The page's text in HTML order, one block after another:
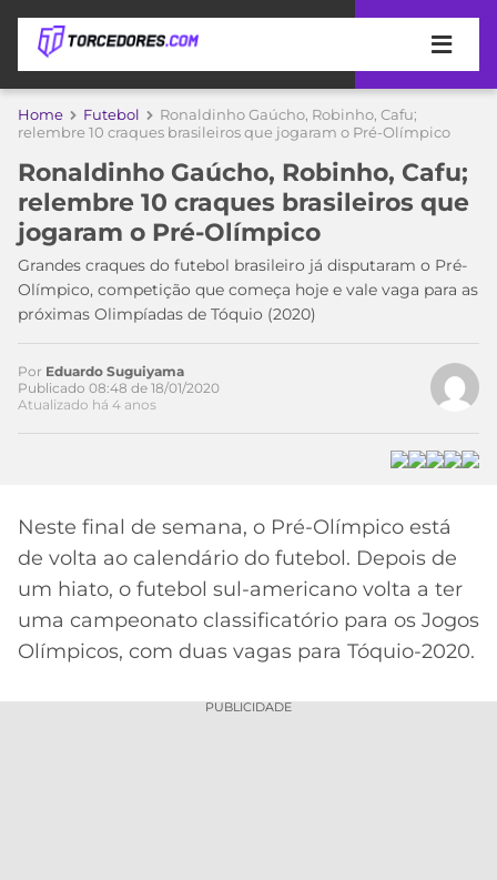
APOSTAS
DE
APOSTA
MELHORES
SITES
DE
APOSTAS
2026
CÓDIGO
DE
INDICAÇÃO
BET365
CÓDIGO
COPA
DO
MUNDO
TIMES
MEU
TIME
CORINTHIANS
SÃO
PAULO
CAMPEONATOS
LIBERTADORES
COPA
DO
BRASIL
MERCADO
DA
BOLA
PALPITES
Home Futebol
Ronaldinho Gaúcho, Robinho, Cafu;
relembre 10 craques brasileiros que jogaram o Pré-Olímpico
Ronaldinho Gaúcho, Robinho, Cafu;
relembre 10 craques brasileiros que
jogaram o Pré-Olímpico
Grandes craques do futebol brasileiro já disputaram o Pré-
Olímpico, competição que começa hoje e vale vaga para as
próximas Olimpíadas de Tóquio (2020)
Acesse o perfil do autor
no Twitter
Por Eduardo Suguiyama
Publicado 08:48 de 18/01/2020
Atualizado há 4 anos
Neste final de semana, o Pré-Olímpico está
de volta ao calendário do futebol. Depois de
um hiato, o futebol sul-americano volta a ter
uma campeonato classificatório para os Jogos
Olímpicos, com duas vagas para Tóquio-2020.
PUBLICIDADE